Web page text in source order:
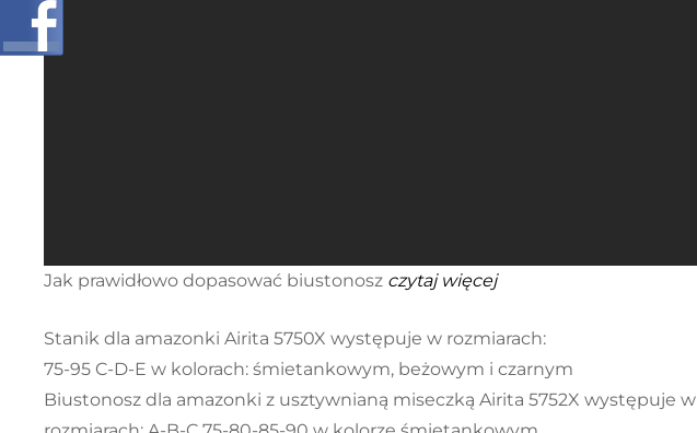
Jak prawidłowo dopasować biustonosz czytaj więcej
Stanik dla amazonki Airita 5750X występuje w rozmiarach:
75-95 C-D-E w kolorach: śmietankowym, beżowym i czarnym
Biustonosz dla amazonki z usztywnianą miseczką Airita 5752X występuje w